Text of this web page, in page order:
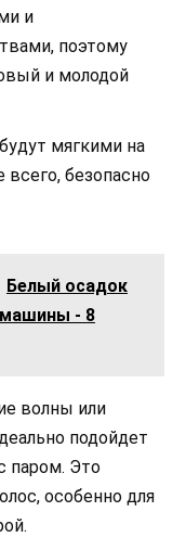
и
поэтому
и молодой
мягкими на
безопасно
Белый осадок
машины - 8
волны или
подойдет
паром. Это
особенно для